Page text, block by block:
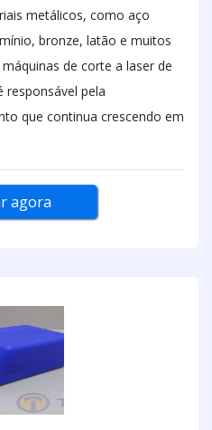
metálicos, como aço
bronze, latão e muitos
de corte a laser de
pela
que continua crescendo em
agora